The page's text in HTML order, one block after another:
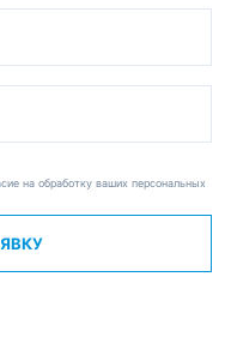
на обработку ваших персональных